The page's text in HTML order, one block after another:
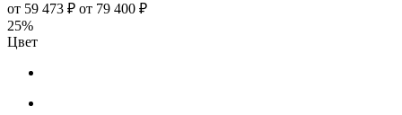
от 59 473 ₽ от 79 400 ₽
25%
Цвет